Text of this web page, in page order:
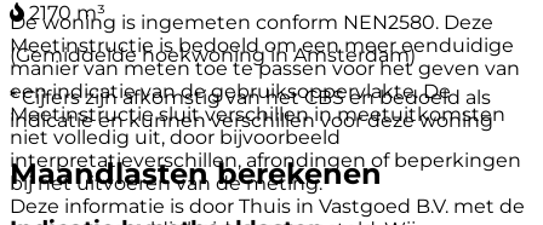
De woning is ingemeten conform NEN2580. Deze
Meetinstructie is bedoeld om een meer eenduidige
manier van meten toe te passen voor het geven van
een indicatie van de gebruiksoppervlakte. De
Meetinstructie sluit verschillen in meetuitkomsten
niet volledig uit, door bijvoorbeeld
interpretatieverschillen, afrondingen of beperkingen
bij het uitvoeren van de meting.
Deze informatie is door Thuis in Vastgoed B.V. met de
2170 m³
(Gemiddelde hoekwoning in Amsterdam)
* Cijfers zijn afkomstig van het CBS en bedoeld als
indicatie en kunnen verschillen voor deze woning
Maandlasten berekenen